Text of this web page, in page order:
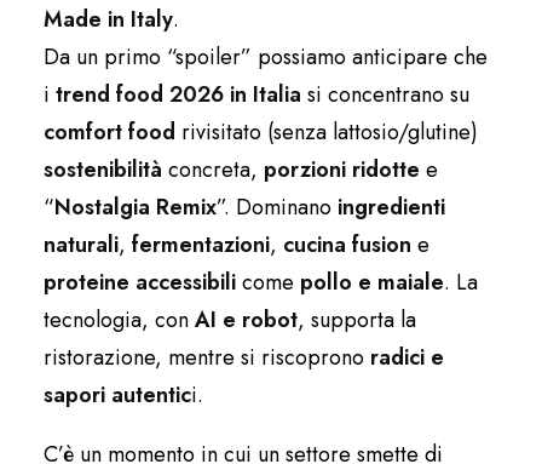
Made in Italy.
Da un primo “spoiler” possiamo anticipare che
i trend food 2026 in Italia si concentrano su
comfort food rivisitato (senza lattosio/glutine)
sostenibilità concreta, porzioni ridotte e
“Nostalgia Remix”. Dominano ingredienti
naturali, fermentazioni, cucina fusion e
proteine accessibilicome pollo e maiale. La
tecnologia, conAI e robot, supporta la
ristorazione, mentre si riscoprono radici e
sapori autentici.
C’è un momento in cui un settore smette di